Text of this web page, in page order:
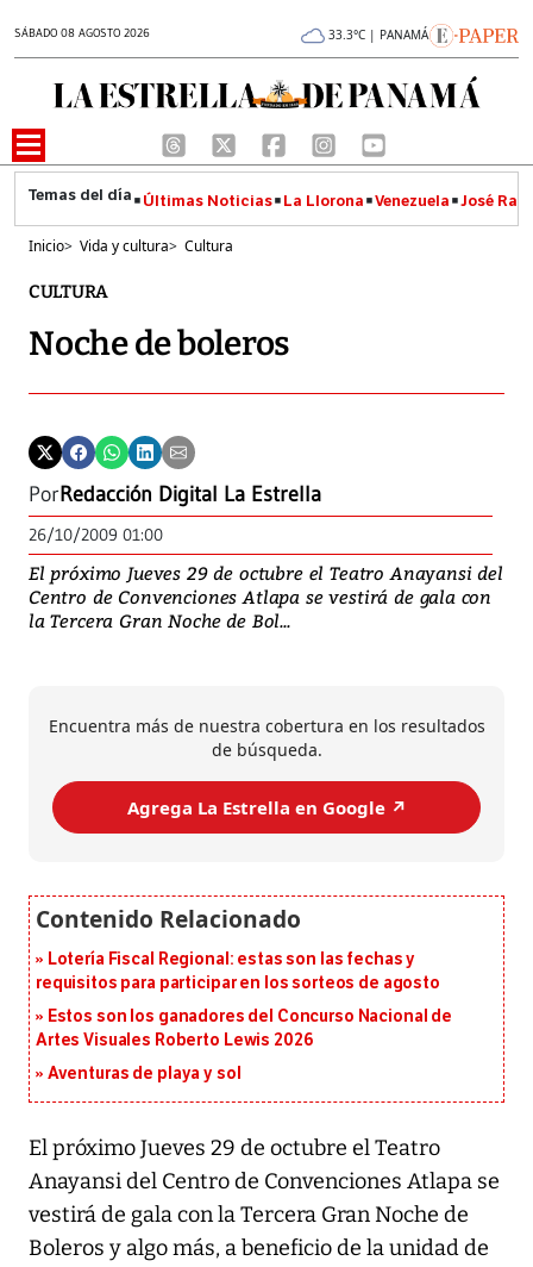
SÁBADO 08 AGOSTO 2026 33.3°C | PANAMÁ
Últimas Noticias La Llorona Venezuela José
Inicio> Vida y cultura> Cultura
CULTURA
Noche de boleros
PorRedacción Digital La Estrella
26/10/2009 01:00
El próximo Jueves 29 de octubre el Teatro Anayansi del
Centro de Convenciones Atlapa se vestirá de gala con
la Tercera Gran Noche de Bol...
Encuentra más de nuestra cobertura en los resultados
de búsqueda.
Agrega La Estrella en Google ↗️
Lotería Fiscal Regional: estas son las fechas y
requisitos para participar en los sorteos de agosto
Estos son los ganadores del Concurso Nacional de
Artes Visuales Roberto Lewis 2026
Aventuras de playa y sol
El próximo Jueves 29 de octubre el Teatro
Anayansi del Centro de Convenciones Atlapa se
vestirá de gala con la Tercera Gran Noche de
Boleros y algo más, a beneficio de la unidad de